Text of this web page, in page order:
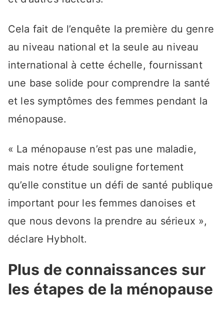
Cela fait de l’enquête la première du genre
au niveau national et la seule au niveau
international à cette échelle, fournissant
une base solide pour comprendre la santé
et les symptômes des femmes pendant la
ménopause.
« La ménopause n’est pas une maladie,
mais notre étude souligne fortement
qu’elle constitue un défi de santé publique
important pour les femmes danoises et
que nous devons la prendre au sérieux »,
déclare Hybholt.
Plus de connaissances sur
les étapes de la ménopause